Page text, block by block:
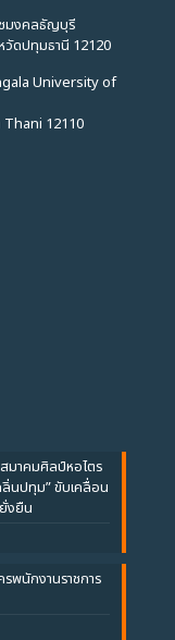
ชมงคลธัญบุรี
ดปทุมธานี 12120
University of
12110
มาคมศิลป์หอไตร
นปทุม” ขับเคลื่อน
งยืน
พนักงานราชการ